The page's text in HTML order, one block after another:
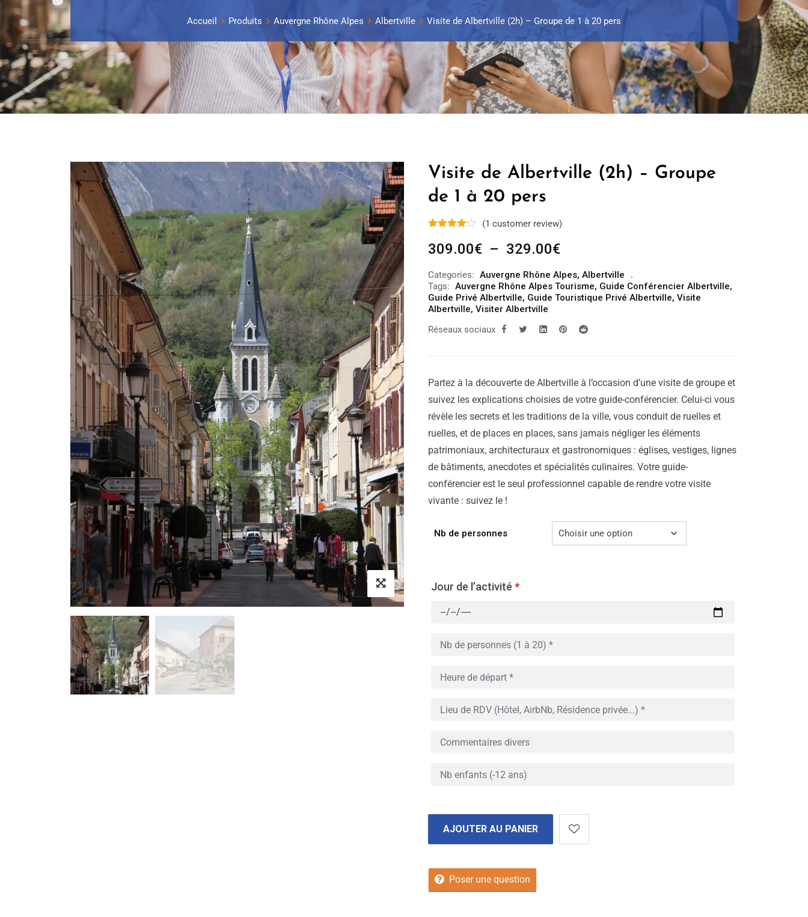
Accueil Produits Auvergne Rhône Alpes Albertville Visite de Albertville (2h) – Groupe de 1 à 20 pers
Visite de Albertville (2h) – Groupe
de 1 à 20 pers
(1 customer review)
309.00€ – 329.00€Plage
prix :
309.00€
329.00€
Categories: Auvergne Rhône Alpes, Albertville
Tags: Auvergne Rhône Alpes Tourisme, Guide Conférencier Albertville,
Guide Privé Albertville, Guide Touristique Privé Albertville, Visite
Albertville, Visiter Albertville
Réseaux sociaux
Partez à la découverte de Albertville à l’occasion d’une visite de groupe et
suivez les explications choisies de votre guide-conférencier. Celui-ci vous
révèle les secrets et les traditions de la ville, vous conduit de ruelles et
ruelles, et de places en places, sans jamais négliger les éléments
patrimoniaux, architecturaux et gastronomiques : églises, vestiges, lignes
de bâtiments, anecdotes et spécialités culinaires. Votre guide-
conférencier est le seul professionnel capable de rendre votre visite
vivante : suivez le !
Nb de personnes
Jour de l’activité *
AJOUTER AU PANIER
Poser une question